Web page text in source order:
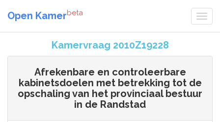
Open Kamerbeta
Kamervraag 2010Z19228
Afrekenbare en controleerbare
kabinetsdoelen met betrekking tot de
opschaling van het provinciaal bestuur
in de Randstad